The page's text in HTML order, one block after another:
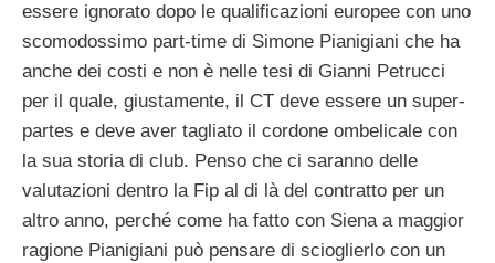
essere ignorato dopo le qualificazioni europee con uno
scomodossimo part-time di Simone Pianigiani che ha
anche dei costi e non è nelle tesi di Gianni Petrucci
per il quale, giustamente, il CT deve essere un super-
partes e deve aver tagliato il cordone ombelicale con
la sua storia di club. Penso che ci saranno delle
valutazioni dentro la Fip al di là del contratto per un
altro anno, perché come ha fatto con Siena a maggior
ragione Pianigiani può pensare di scioglierlo con un